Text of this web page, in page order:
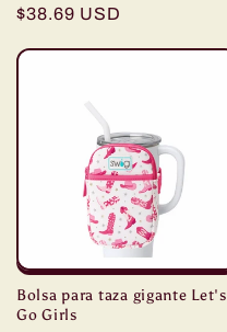
Precio
$38.69 USD
Bolsa para taza gigante Let's
Go Girls